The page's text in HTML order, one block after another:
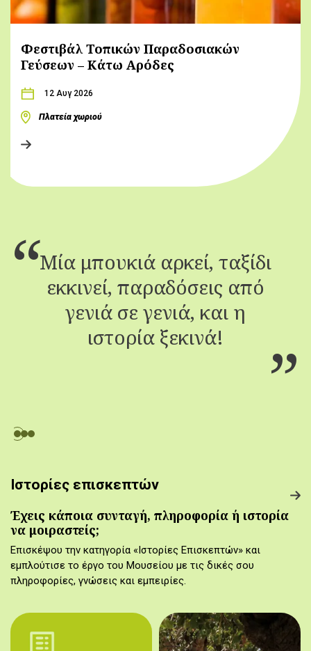
Φεστιβάλ Τοπικών Παραδοσιακών
Γεύσεων – Κάτω Αρόδες
12 Αυγ 2026
Πλατεία χωριού
Μία μπουκιά αρκεί, ταξίδι
εκκινεί, παραδόσεις από
γενιά σε γενιά, και η
ιστορία ξεκινά!
Ιστορίες επισκεπτών
Έχεις κάποια συνταγή, πληροφορία ή ιστορία
να μοιραστείς;
Επισκέψου την κατηγορία «Ιστορίες Επισκεπτών» και
εμπλούτισε το έργο του Μουσείου με τις δικές σου
πληροφορίες, γνώσεις και εμπειρίες.